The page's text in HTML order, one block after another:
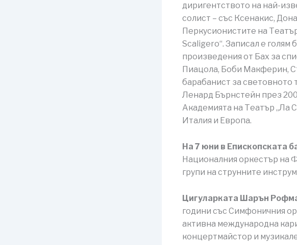
диригентството на най-
солист – със Ксенакис,
Перкусионистите на
Scaligero“. Записал е голям
произведения от Бах за
Пиацола, Боби Макферин,
барабанист за световното
Ленард Бърнстейн през
Академията на Театър „Ла
Италия и Европа.
На 7 юни в Епископската
Националния оркестър на
групи на струнните
Цигуларката Шарън
години със Симфоничния
активна международна
концертмайстор и